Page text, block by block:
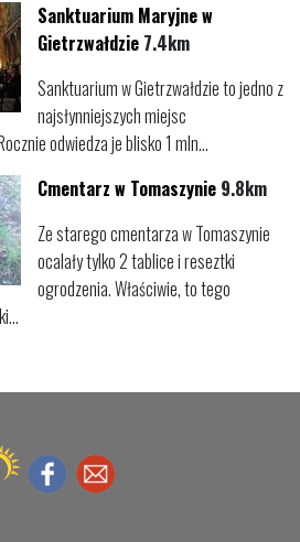
Sanktuarium Maryjne w
Gietrzwałdzie 7.4km
Sanktuarium w Gietrzwałdzie to jedno z
najsłynniejszych miejsc
odwiedza je blisko 1 mln...
Cmentarz w Tomaszynie 9.8km
Ze starego cmentarza w Tomaszynie
ocalały tylko 2 tablice i reseztki
ogrodzenia. Właściwie, to tego